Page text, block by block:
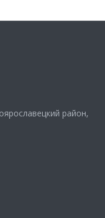
район,